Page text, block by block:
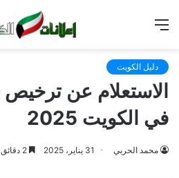
دليل الكويت
الاستعلام عن ترخيص
في الكويت 2025
محمد الحربي 31 يناير، 2025